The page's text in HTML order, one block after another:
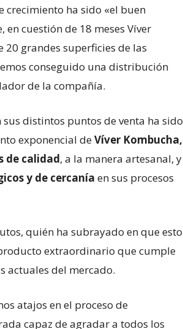
crecimiento ha sido «el buen
cuestión de 18 meses Víver
20 grandes superficies de las
conseguido una distribución
de la compañía.
distintos puntos de venta ha sido
exponencial deVíver Kombucha,
de calidad, a la manera artesanal, y
y de cercanía en sus procesos
quién ha subrayado en que esto
extraordinario que cumple
actuales del mercado.
atajos en el proceso de
capaz de agradar a todos los